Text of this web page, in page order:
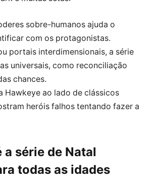
sobre-humanos ajuda o
com os protagonistas.
portais interdimensionais, a série
universais, como reconciliação
chances.
Hawkeye ao lado de clássicos
heróis falhos tentando fazer a
a série de Natal
todas as idades